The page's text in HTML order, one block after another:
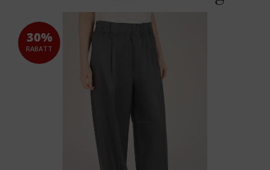
30%
RABATT